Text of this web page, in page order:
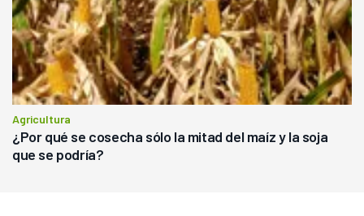
Agricultura
¿Por qué se cosecha sólo la mitad del maíz y la soja
que se podría?